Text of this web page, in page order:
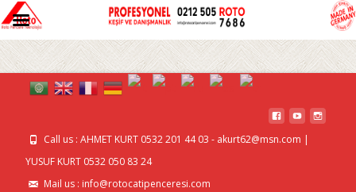
Call us : AHMET KURT 0532 201 44 03 - akurt62@msn.com |
YUSUF KURT 0532 050 83 24
Mail us : info@rotocatipenceresi.com